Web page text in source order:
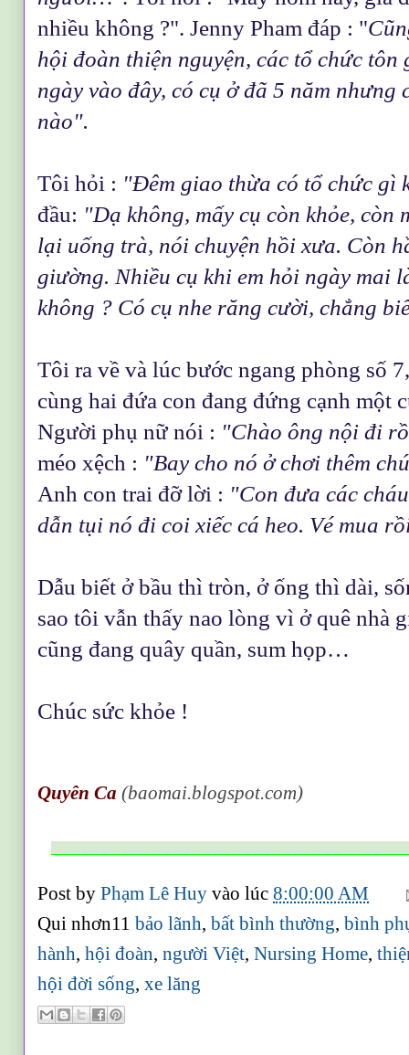
nhiều không ?". Jenny Pham đáp : "
hội đoàn thiện nguyện, các tổ chức tôn
ngày vào đây, có cụ ở đã 5 năm
nào".
Tôi hỏi : "Đêm giao thừa có tổ chức gì
đầu: "Dạ không, mấy cụ còn khỏe, còn
lại uống trà, nói chuyện hồi xưa. Còn
giường. Nhiều cụ khi em hỏi ngày mai
không ? Có cụ nhe răng cười, chẳng
Tôi ra về và lúc bước ngang phòng số
cùng hai đứa con đang đứng cạnh một
Người phụ nữ nói : "Chào ông nội đi
méo xệch : "Bay cho nó ở chơi thêm
Anh con trai đỡ lời : "Con đưa các
dẫn tụi nó đi coi xiếc cá heo. Vé mua
Dẫu biết ở bầu thì tròn, ở ống thì dài,
sao tôi vẫn thấy nao lòng vì ở quê nhà
cũng đang quây quần, sum họp…
Chúc sức khỏe !
Quyên Ca(baomai.blogspot.com)
Post byPhạm Lê Huyvào lúc8:00:00 AM
Qui nhơn11bảo lãnh,bất bình thường,bình
hành,hội đoàn,người Việt,Nursing Home,
hội đời sống,xe lăng